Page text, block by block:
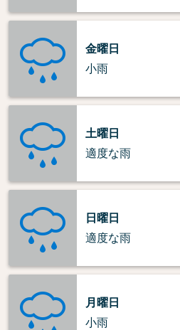
金曜日
小雨
土曜日
適度な雨
日曜日
適度な雨
月曜日
小雨